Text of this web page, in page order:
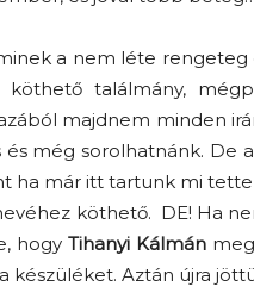
a nem léte
köthető találmány,
majdnem minden
és még sorolhatnánk. De
ha már itt tartunk mi
köthető. DE! Ha
hogyTihanyi Kálmán
készüléket. Aztán újra